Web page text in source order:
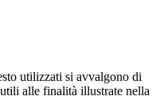
utilizzati si avvalgono di
alle finalità illustrate nella